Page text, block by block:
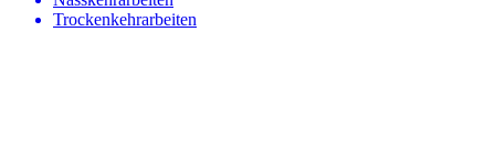
Trockenkehrarbeiten